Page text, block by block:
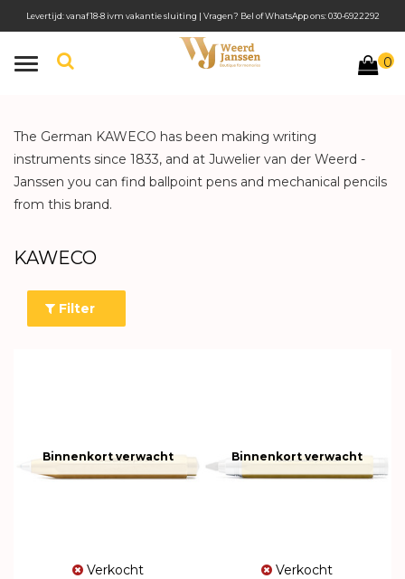
Toggle
0
Levertijd: vanaf 18-8 ivm vakantie sluiting | Vragen? Bel of WhatsApp ons: 030-6922292
The German KAWECO has been making writing
instruments since 1833, and at Juwelier van der Weerd -
Janssen you can find ballpoint pens and mechanical pencils
from this brand.
KAWECO
Filter
Binnenkort verwacht
Verkocht
Binnenkort verwacht
Verkocht